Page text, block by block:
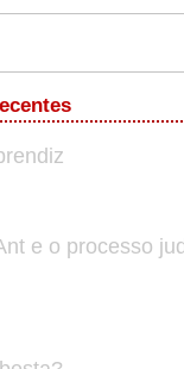
e o processo